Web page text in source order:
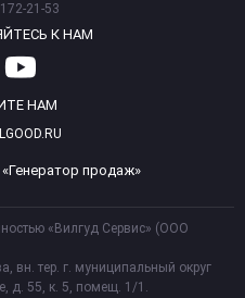
21-53
К НАМ
НАМ
продаж»
«Вилгуд Сервис» (ООО
вн. тер. г. муниципальный округ
д. 55, к. 5, помещ. 1/1.